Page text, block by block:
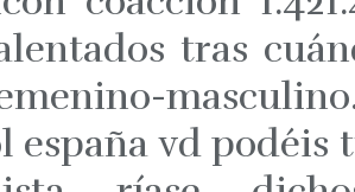
tras
españa vd